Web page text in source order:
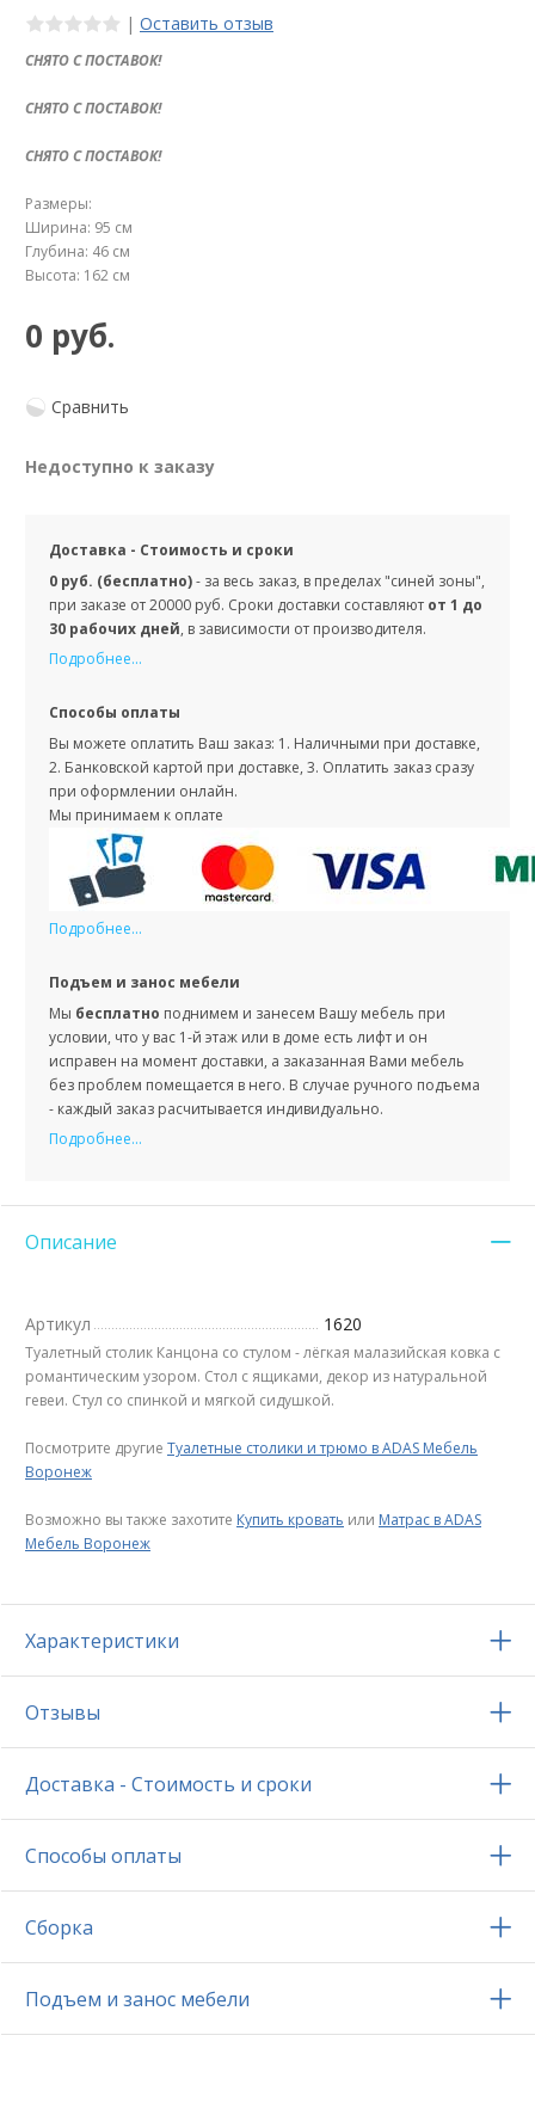
| Оставить отзыв
СНЯТО С ПОСТАВОК!
СНЯТО С ПОСТАВОК!
СНЯТО С ПОСТАВОК!
Размеры:
Ширина: 95 см
Глубина: 46 см
Высота: 162 см
0 руб.
Сравнить
Недоступно к заказу
Доставка - Стоимость и сроки
0 руб. (бесплатно)- за весь заказ, в пределах "синей зоны",
при заказе от 20000 руб. Сроки доставки составляют от 1 до
30 рабочих дней, в зависимости от производителя.
Подробнее...
Способы оплаты
Вы можете оплатить Ваш заказ: 1. Наличными при доставке,
2. Банковской картой при доставке, 3. Оплатить заказ сразу
при оформлении онлайн.
Мы принимаем к оплате
Подробнее...
Подъем и занос мебели
Мы бесплатно поднимем и занесем Вашу мебель при
условии, что у вас 1-й этаж или в доме есть лифт и он
исправен на момент доставки, а заказанная Вами мебель
без проблем помещается в него. В случае ручного подъема
- каждый заказ расчитывается индивидуально.
Подробнее...
Описание
Артикул 1620
Туалетный столик Канцона со стулом - лёгкая малазийская ковка с
романтическим узором. Стол с ящиками, декор из натуральной
гевеи. Стул со спинкой и мягкой сидушкой.
Посмотрите другие Туалетные столики и трюмо в ADAS Мебель
Воронеж
Возможно вы также захотите Купить кровать или Матрас в ADAS
Мебель Воронеж
Характеристики
Отзывы
Доставка - Стоимость и сроки
Способы оплаты
Сборка
Подъем и занос мебели